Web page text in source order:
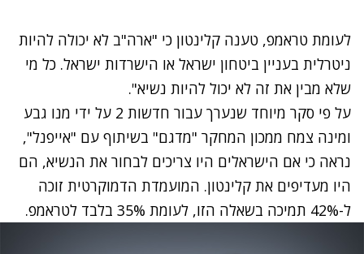
לעומת טראמפ, טענה קלינטון כי "ארה"ב לא יכולה להיות
ניטרלית בעניין ביטחון ישראל או הישרדות ישראל. כל מי
שלא מבין את זה לא יכול להיות נשיא".
על פי סקר מיוחד שנערך עבור חדשות 2 על ידי מנו גבע
ומינה צמח ממכון המחקר "מדגם" בשיתוף עם "אייפנל",
נראה כי אם הישראלים היו צריכים לבחור את הנשיא, הם
היו מעדיפים את קלינטון. המועמדת הדמוקרטית זוכה
ל-42% תמיכה בשאלה הזו, לעומת 35% בלבד לטראמפ.